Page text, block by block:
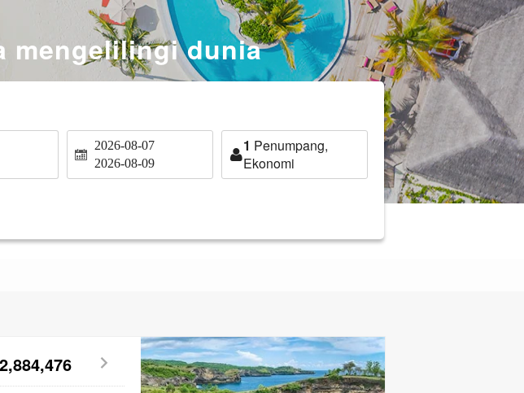
mengelilingi dunia
2026-08-07
2026-08-09
1 Penumpang,
Ekonomi